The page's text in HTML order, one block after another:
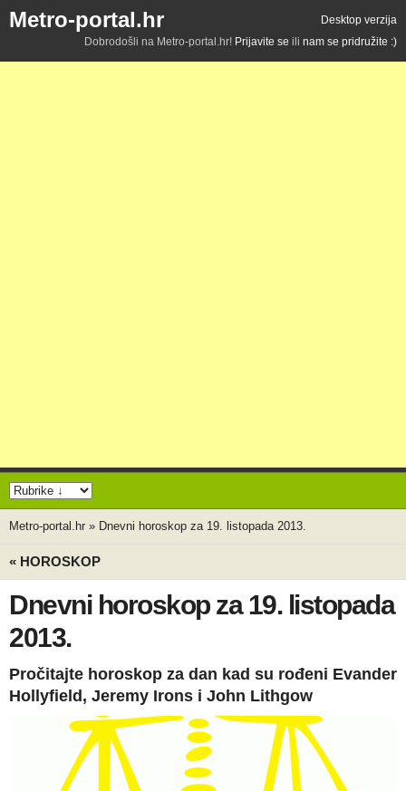
Metro-portal.hr
Desktop verzija
Dobrodošli na Metro-portal.hr! Prijavite se ili nam se pridružite :)
Metro-portal.hr » Dnevni horoskop za 19. listopada 2013.
« HOROSKOP
Dnevni horoskop za 19. listopada
2013.
Pročitajte horoskop za dan kad su rođeni Evander
Hollyfield, Jeremy Irons i John Lithgow